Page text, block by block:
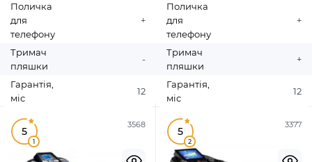
Поличка
для
телефону
+
Тримач
пляшки
-
Гарантія,
міс
12
Поличка
для
телефону
+
Тримач
пляшки
+
Гарантія,
міс
12
3568
5
1
3377
5
2